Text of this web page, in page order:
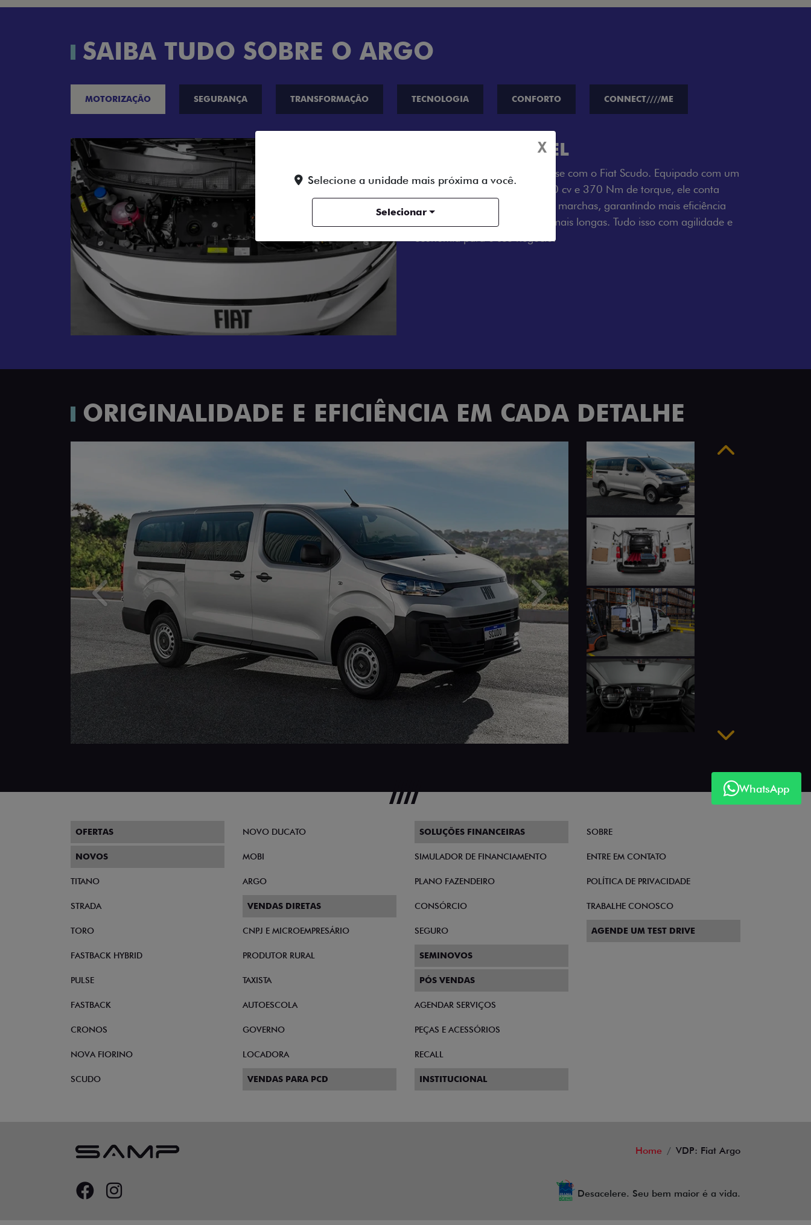
SAIBA TUDO SOBRE O ARGO
MOTORIZAÇÃO SEGURANÇA TRANSFORMAÇÃO TECNOLOGIA CONFORTO CONNECT////ME
MOTOR A DIESEL
Tenha um dia a dia sem estresse com o Fiat Scudo. Equipado com um
motor 2.2 Turbo Diesel de 150 cv e 370 Nm de torque, ele conta
com transmissão manual de 6 marchas, garantindo mais eficiência
até nas jornadas de trabalho mais longas. Tudo isso com agilidade e
economia para o seu negócio.
ORIGINALIDADE E EFICIÊNCIA EM CADA DETALHE
Anterior Próximo
Anterior
WhatsApp
OFERTAS
NOVOS
TITANO
STRADA
TORO
FASTBACK HYBRID
PULSE
FASTBACK
CRONOS
NOVA FIORINO
SCUDO
NOVO DUCATO
MOBI
ARGO
VENDAS DIRETAS
CNPJ E MICROEMPRESÁRIO
PRODUTOR RURAL
TAXISTA
AUTOESCOLA
GOVERNO
LOCADORA
VENDAS PARA PCD
SOLUÇÕES FINANCEIRAS
SIMULADOR DE FINANCIAMENTO
PLANO FAZENDEIRO
CONSÓRCIO
SEGURO
SEMINOVOS
PÓS VENDAS
AGENDAR SERVIÇOS
PEÇAS E ACESSÓRIOS
RECALL
INSTITUCIONAL
SOBRE
ENTRE EM CONTATO
POLÍTICA DE PRIVACIDADE
TRABALHE CONOSCO
AGENDE UM TEST DRIVE
Home VDP: Fiat Argo
Desacelere. Seu bem maior é a vida.
X
Selecione a unidade mais próxima a você.
Selecionar